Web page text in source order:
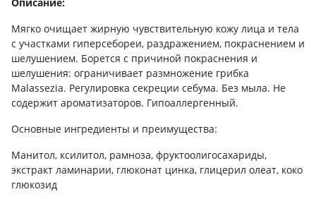
Мягко очищает жирную чувствительную кожу лица и тела
с участками гиперсебореи, раздражением, покраснением и
шелушением. Борется с причиной покраснения и
шелушения: ограничивает размножение грибка
Malassezia. Регулировка секреции себума. Без мыла. Не
содержит ароматизаторов. Гипоаллергенный.
Основные ингредиенты и преимущества:
Манитол, ксилитол, рамноза, фруктоолигосахариды,
экстракт ламинарии, глюконат цинка, глицерил олеат, коко
глюкозид